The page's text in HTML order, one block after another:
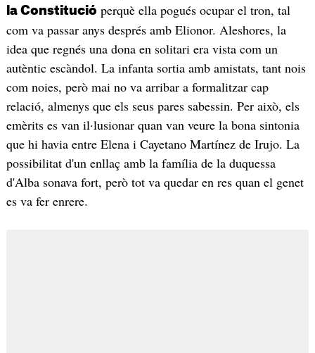
la Constitució perquè ella pogués ocupar el tron, tal
com va passar anys després amb Elionor. Aleshores, la
idea que regnés una dona en solitari era vista com un
autèntic escàndol. La infanta sortia amb amistats, tant nois
com noies, però mai no va arribar a formalitzar cap
relació, almenys que els seus pares sabessin. Per això, els
emèrits es van il·lusionar quan van veure la bona sintonia
que hi havia entre Elena i Cayetano Martínez de Irujo. La
possibilitat d'un enllaç amb la família de la duquessa
d'Alba sonava fort, però tot va quedar en res quan el genet
es va fer enrere.